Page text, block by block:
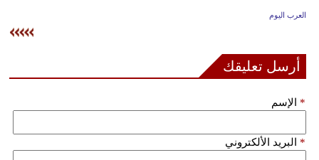
ديكور
مرأة
العرب اليوم
أرسل تعليقك
الإسم *
البريد الألكتروني *